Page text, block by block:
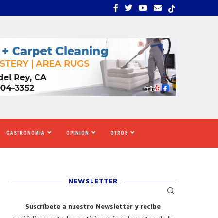
ESTRÉS, INCERTIDUMBRE Y MIEDO... CALIFORNIA SE
GASTRONOMÍA OPINIÓN OTROS
NEWSLETTER
Suscríbete a nuestro Newsletter y recibe